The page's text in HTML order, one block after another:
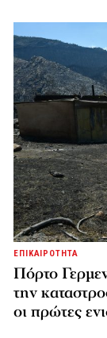
ΕΠΙΚΑΙΡΟΤΗΤΑ
Πόρτο
την
οι πρώτες